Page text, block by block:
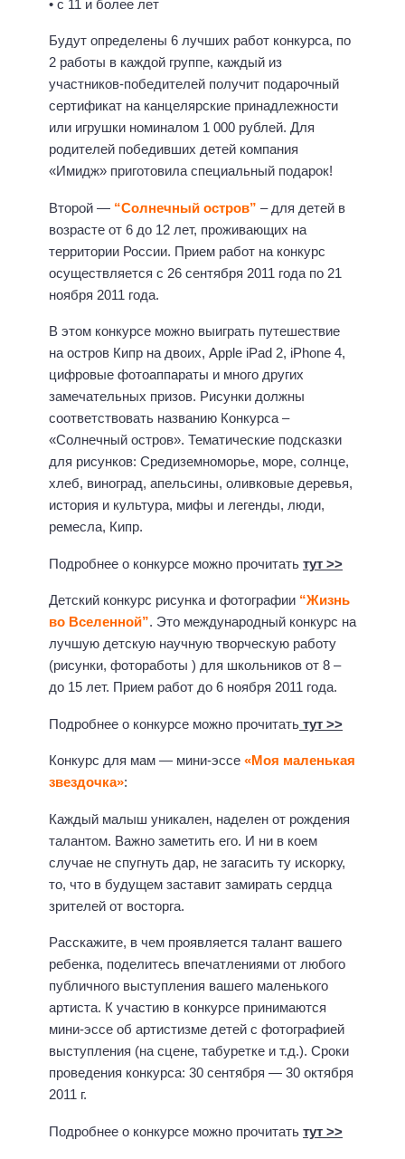
• с 11 и более лет
Будут определены 6 лучших работ конкурса, по
2 работы в каждой группе, каждый из
участников-победителей получит подарочный
сертификат на канцелярские принадлежности
или игрушки номиналом 1 000 рублей. Для
родителей победивших детей компания
«Имидж» приготовила специальный подарок!
Второй — “Солнечный остров” – для детей в
возрасте от 6 до 12 лет, проживающих на
территории России. Прием работ на конкурс
осуществляется с 26 сентября 2011 года по 21
ноября 2011 года.
В этом конкурсе можно выиграть путешествие
на остров Кипр на двоих, Apple iPad 2, iPhone 4,
цифровые фотоаппараты и много других
замечательных призов. Рисунки должны
соответствовать названию Конкурса –
«Солнечный остров». Тематические подсказки
для рисунков: Средиземноморье, море, солнце,
хлеб, виноград, апельсины, оливковые деревья,
история и культура, мифы и легенды, люди,
ремесла, Кипр.
Подробнее о конкурсе можно прочитать тут >>
Детский конкурс рисунка и фотографии “Жизнь
во Вселенной”. Это международный конкурс на
лучшую детскую научную творческую работу
(рисунки, фотоработы ) для школьников от 8 –
до 15 лет. Прием работ до 6 ноября 2011 года.
Подробнее о конкурсе можно прочитать тут >>
Конкурс для мам — мини-эссе «Моя маленькая
звездочка»:
Каждый малыш уникален, наделен от рождения
талантом. Важно заметить его. И ни в коем
случае не спугнуть дар, не загасить ту искорку,
то, что в будущем заставит замирать сердца
зрителей от восторга.
Расскажите, в чем проявляется талант вашего
ребенка, поделитесь впечатлениями от любого
публичного выступления вашего маленького
артиста. К участию в конкурсе принимаются
мини-эссе об артистизме детей с фотографией
выступления (на сцене, табуретке и т.д.). Сроки
проведения конкурса: 30 сентября — 30 октября
2011 г.
Подробнее о конкурсе можно прочитать тут >>